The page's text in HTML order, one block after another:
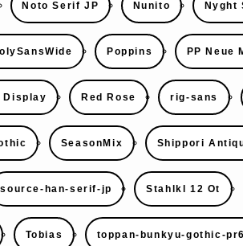
Noto Serif JP Nunito Nyght
Poppins PP Neue
Display Red Rose rig-sans
SeasonMix Shippori
source-han-serif-jp Stahlkl 12 Ot
Tobias toppan-bunkyu-gothic-